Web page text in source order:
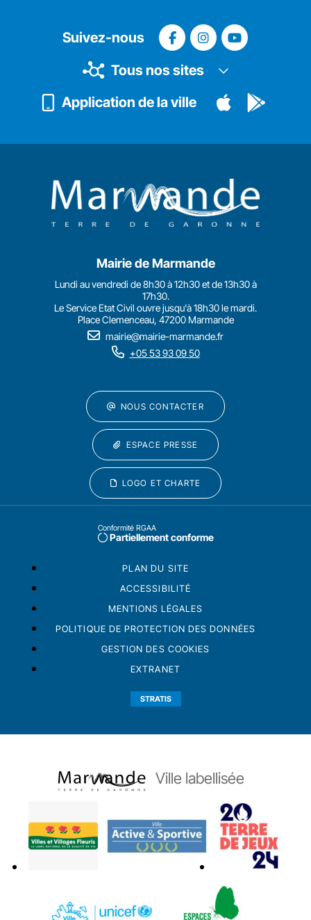
Suivez-nous
Tous nos sites
Application de la ville
Mairie de Marmande
Lundi au vendredi de 8h30 à 12h30 et de 13h30 à
17h30.
Le Service Etat Civil ouvre jusqu'à 18h30 le mardi.
Place Clemenceau, 47200 Marmande
mairie@mairie-marmande.fr
+05 53 93 09 50
NOUS CONTACTER
ESPACE PRESSE
LOGO ET CHARTE
Conformité RGAA
Partiellement conforme
PLAN DU SITE
ACCESSIBILITÉ
MENTIONS LÉGALES
POLITIQUE DE PROTECTION DES DONNÉES
GESTION DES COOKIES
EXTRANET
STRATIS
Ville labellisée